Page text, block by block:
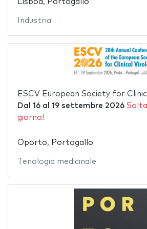
Lisboa, Portogallo
Industria
ESCV European Society for
Dal 16al 19 settembre 2026
giorno!
Oporto, Portogallo
Tenologia medicinale